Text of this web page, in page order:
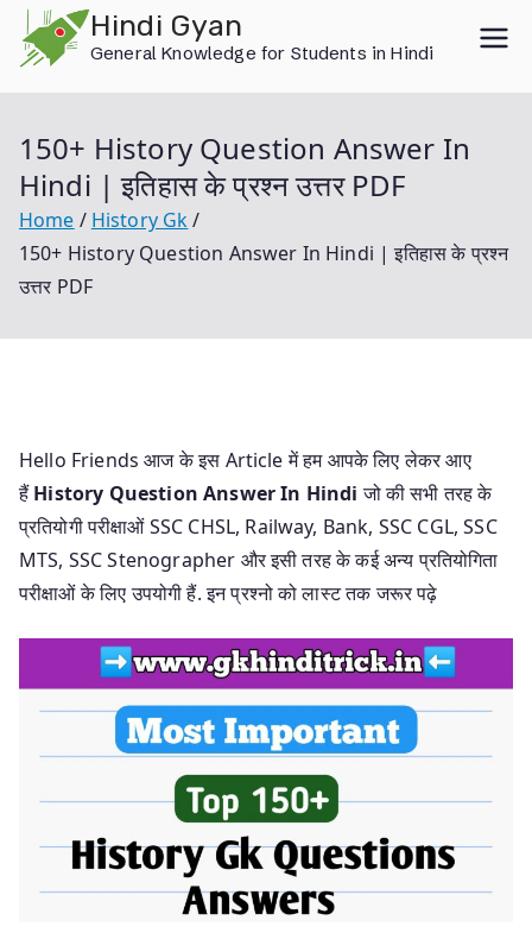
content
Hindi Gyan
General Knowledge for Students in Hindi
150+ History Question Answer In
Hindi | इतिहास के प्रश्न उत्तर PDF
Home
History Gk
150+ History Question Answer In Hindi | इतिहास के प्रश्न
उत्तर PDF
Hello Friends आज के इस Article में हम आपके लिए लेकर आए
हैंHistory Question Answer In Hindi जो की सभी तरह के
प्रतियोगी परीक्षाओं SSC CHSL, Railway, Bank, SSC CGL, SSC
MTS, SSC Stenographer और इसी तरह के कई अन्य प्रतियोगिता
परीक्षाओं के लिए उपयोगी हैं. इन प्रश्नो को लास्ट तक जरूर पढ़े